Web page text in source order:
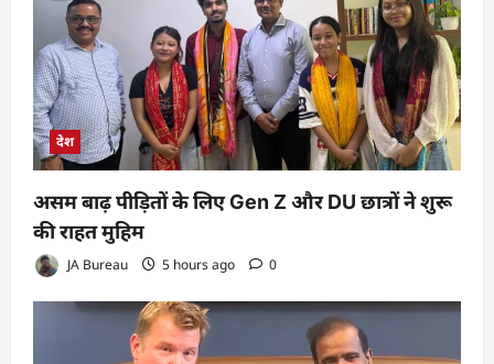
देश
असम बाढ़ पीड़ितों के लिए Gen Z और DU छात्रों ने शुरू
की राहत मुहिम
JA Bureau 5 hours ago 0